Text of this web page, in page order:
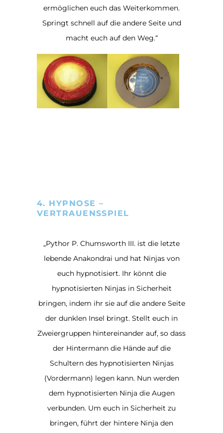
ermöglichen euch das Weiterkommen.
Springt schnell auf die andere Seite und
macht euch auf den Weg.“
4. HYPNOSE –
VERTRAUENSSPIEL
„Pythor P. Chumsworth III. ist die letzte
lebende Anakondrai und hat Ninjas von
euch hypnotisiert. Ihr könnt die
hypnotisierten Ninjas in Sicherheit
bringen, indem ihr sie auf die andere Seite
der dunklen Insel bringt. Stellt euch in
Zweiergruppen hintereinander auf, so dass
der Hintermann die Hände auf die
Schultern des hypnotisierten Ninjas
(Vordermann) legen kann. Nun werden
dem hypnotisierten Ninja die Augen
verbunden. Um euch in Sicherheit zu
bringen, führt der hintere Ninja den